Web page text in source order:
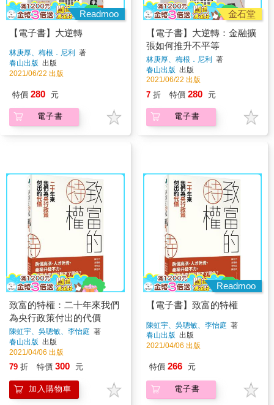
Readmoo
【電子書】大逆轉
林庚厚、梅根．尼利
著
春山出版 出版
2021/06/22 出版
特價 280 元
電子書
金石堂
【電子書】大逆轉：金融擴
張如何推升不平等
林庚厚、梅根．尼利 著
春山出版 出版
2021/06/22 出版
7 折 特價 280 元
電子書
致富的特權：二十年來我們
為央行政策付出的代價
陳虹宇、吳聰敏、李怡庭 著
春山出版 出版
2021/04/06 出版
79 折 特價 300 元
加入購物車
Readmoo
【電子書】致富的特權
陳虹宇、吳聰敏、李怡庭 著
春山出版 出版
2021/04/06 出版
特價 266 元
電子書